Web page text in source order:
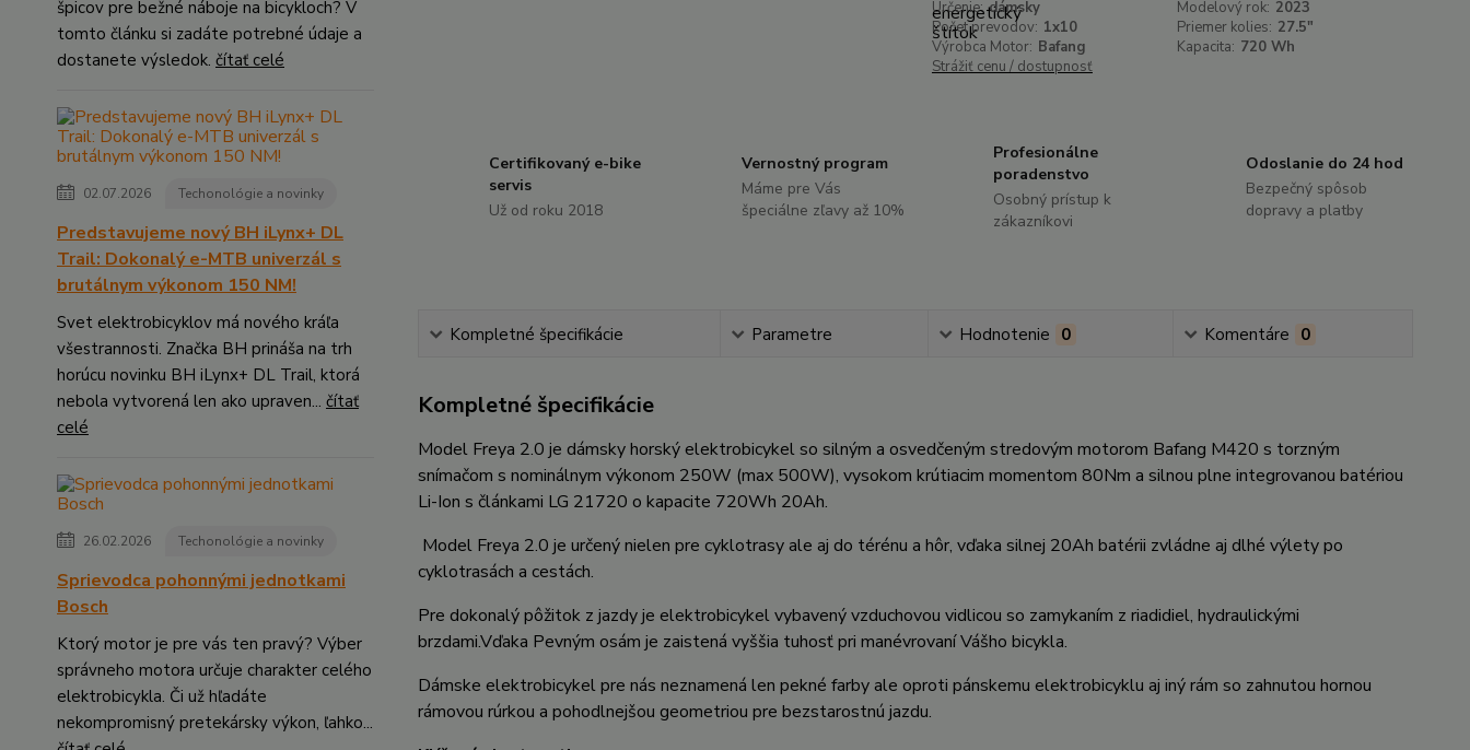
špicov pre bežné náboje na bicykloch? V
tomto článku si zadáte potrebné údaje a
dostanete výsledok. čítať celé
02.07.2026 Techonológie a novinky
Predstavujeme nový BH iLynx+ DL
Trail: Dokonalý e-MTB univerzál s
brutálnym výkonom 150 NM!
Svet elektrobicyklov má nového kráľa
všestrannosti. Značka BH prináša na trh
horúcu novinku BH iLynx+ DL Trail, ktorá
nebola vytvorená len ako upraven... čítať
celé
26.02.2026 Techonológie a novinky
Sprievodca pohonnými jednotkami
Bosch
Ktorý motor je pre vás ten pravý? Výber
správneho motora určuje charakter celého
elektrobicykla. Či už hľadáte
nekompromisný pretekársky výkon, ľahko...
Určenie: dámsky Modelový rok: 2023
Počet prevodov: 1x10 Priemer kolies: 27.5"
Výrobca Motor: Bafang Kapacita: 720 Wh
Strážiť cenu / dostupnosť
Certifikovaný e-bike
servis
Už od roku 2018
Vernostný program
Máme pre Vás
špeciálne zľavy až 10%
Profesionálne
poradenstvo
Osobný prístup k
zákazníkovi
Odoslanie do 24 hod
Bezpečný spôsob
dopravy a platby
Kompletné špecifikácie Parametre Hodnotenie 0 Komentáre 0
Kompletné špecifikácie
Model Freya 2.0 je dámsky horský elektrobicykel so silným a osvedčeným stredovým motorom Bafang M420 s torzným
snímačom s nominálnym výkonom 250W (max 500W), vysokom krútiacim momentom 80Nm a silnou plne integrovanou batériou
Li-Ion s článkami LG 21720 o kapacite 720Wh 20Ah.
Model Freya 2.0 je určený nielen pre cyklotrasy ale aj do térénu a hôr, vďaka silnej 20Ah batérii zvládne aj dlhé výlety po
cyklotrasách a cestách.
Pre dokonalý pôžitok z jazdy je elektrobicykel vybavený vzduchovou vidlicou so zamykaním z riadidiel, hydraulickými
brzdami.Vďaka Pevným osám je zaistená vyššia tuhosť pri manévrovaní Vášho bicykla.
Dámske elektrobicykel pre nás neznamená len pekné farby ale oproti pánskemu elektrobicyklu aj iný rám so zahnutou hornou
rámovou rúrkou a pohodlnejšou geometriou pre bezstarostnú jazdu.